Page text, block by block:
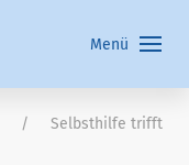
Menü
Selbsthilfe trifft